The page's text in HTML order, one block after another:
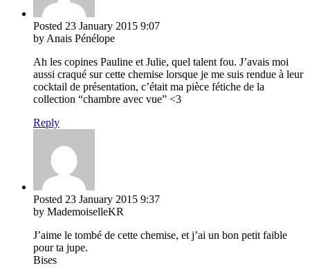
Posted 23 January 2015 9:07
by Anais Pénélope
Ah les copines Pauline et Julie, quel talent fou. J’avais moi
aussi craqué sur cette chemise lorsque je me suis rendue à leur
cocktail de présentation, c’était ma pièce fétiche de la
collection “chambre avec vue” <3
Reply
Posted 23 January 2015 9:37
by MademoiselleKR
J’aime le tombé de cette chemise, et j’ai un bon petit faible
pour ta jupe.
Bises